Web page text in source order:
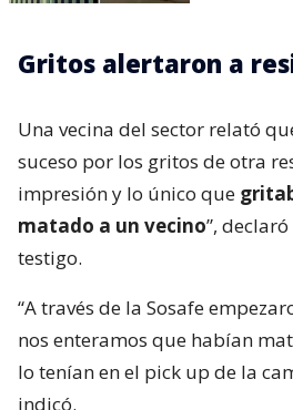
Gritos alertaron a
Una vecina del sector relató
suceso por los gritos de otra
impresión y lo único que
matado a un vecino”, declaró
testigo.
“A través de la Sosafe
nos enteramos que habían
lo tenían en el pick up de la
indicó.